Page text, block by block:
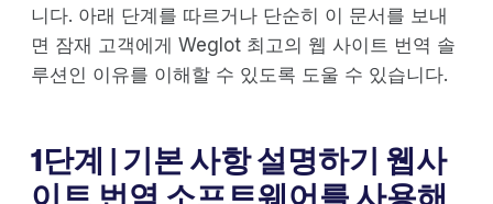
니다. 아래 단계를 따르거나 단순히 이 문서를 보내
면 잠재 고객에게 Weglot 최고의 웹 사이트 번역 솔
루션인 이유를 이해할 수 있도록 도울 수 있습니다.
1단계 | 기본 사항 설명하기 웹사
이트 번역 소프트웨어를 사용해